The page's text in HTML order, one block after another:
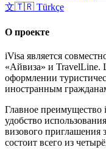
文🇹🇷 Türkçe
О проекте
iVisa является
«Айвиза» и
оформлении
иностранным
Главное преимущество
удобство
визового приглашения
состоит всего из